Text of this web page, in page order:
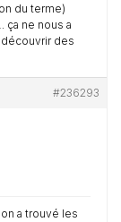
du terme)
ça ne nous a
des
#236293
a trouvé les